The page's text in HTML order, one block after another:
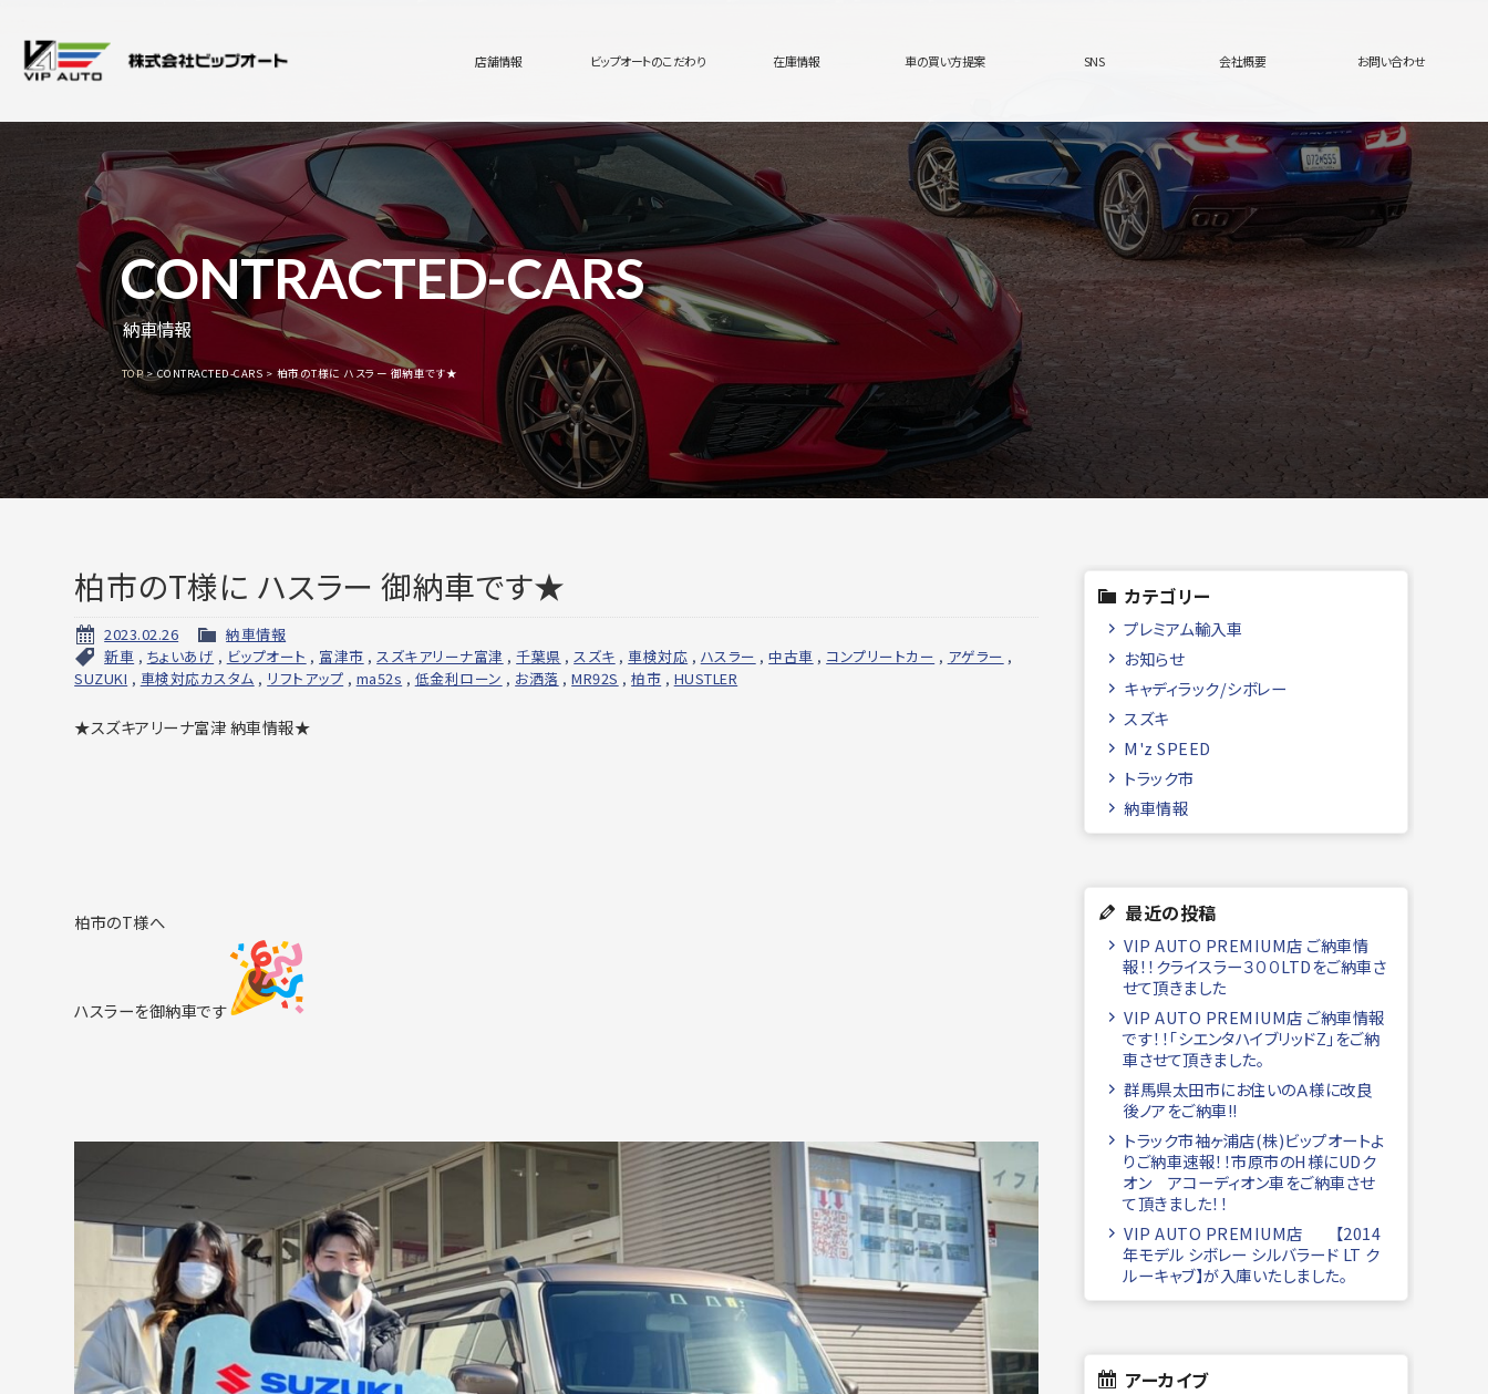
店舗情報 ビップオートのこだわり 在庫情報 車の買い方提案 SNS 会社概要 お問い合わせ
CONTRACTED-CARS
納車情報
TOP CONTRACTED-CARS 柏市のT様に ハスラー 御納車です★
柏市のT様に ハスラー 御納車です★
2023.02.26
納車情報
新車 , ちょいあげ , ビップオート , 富津市 , スズキアリーナ富津 ,千葉県 , スズキ ,車検対応 , ハスラー ,中古車 , コンプリートカー , アゲラー ,
SUZUKI , 車検対応カスタム , リフトアップ , ma52s , 低金利ローン , お洒落 ,MR92S ,柏市 , HUSTLER
★スズキアリーナ富津 納車情報★
柏市のT様へ
ハスラーを御納車です
カテゴリー
プレミアム輸入車
お知らせ
キャディラック/シボレー
スズキ
M'z SPEED
トラック市
納車情報
最近の投稿
VIP AUTO PREMIUM店 ご納車情
報！！クライスラー３００LTDをご納車さ
せて頂きました
VIP AUTO PREMIUM店 ご納車情報
です！！「シエンタハイブリッドZ」をご納
車させて頂きました。
群馬県太田市にお住いのＡ様に改良
後ノアをご納車!!
トラック市袖ヶ浦店(株)ビップオートよ
りご納車速報！！市原市のH様にUDク
オン アコーディオン車をご納車させ
て頂きました！！
VIP AUTO PREMIUM店 【2014
年モデル シボレー シルバラード LT ク
ルーキャブ】が入庫いたしました。
アーカイブ